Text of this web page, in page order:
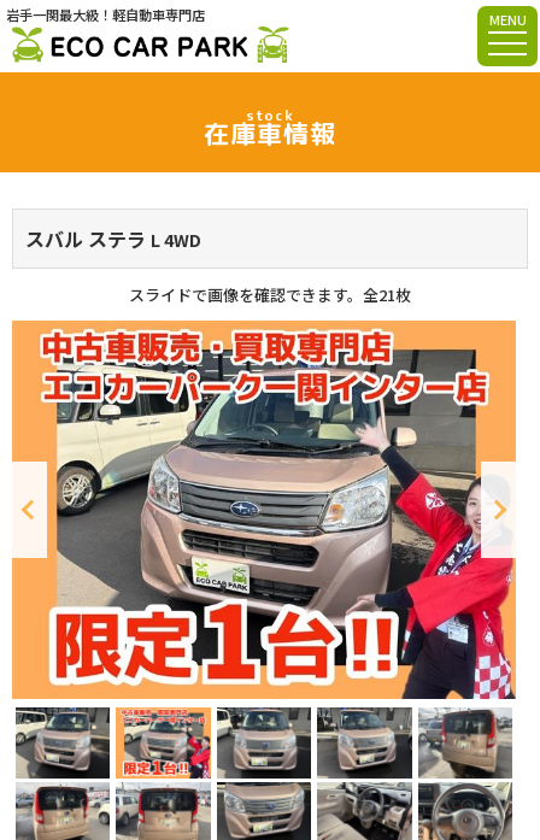
岩手一関最大級！軽自動車専門店 MENU
stock
在庫車情報
スバル ステラ L 4WD
スライドで画像を確認できます。 全21枚